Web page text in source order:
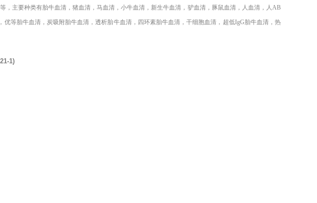
，主要种类有胎牛血清，猪血清，马血清，小牛血清，新生牛血清，驴血清，豚鼠血清，人血清，人AB
等胎牛血清，炭吸附胎牛血清，透析胎牛血清，四环素胎牛血清，干细胞血清，超低IgG胎牛血清，热
1)